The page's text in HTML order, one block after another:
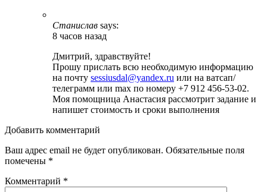
Станислав says:
8 часов назад
Дмитрий, здравствуйте!
Прошу прислать всю необходимую информацию
на почту sessiusdal@yandex.ru или на ватсап/
телеграмм или max по номеру +7 912 456-53-02.
Моя помощница Анастасия рассмотрит задание и
напишет стоимость и сроки выполнения
Добавить комментарий
Ваш адрес email не будет опубликован. Обязательные поля
помечены *
Комментарий *